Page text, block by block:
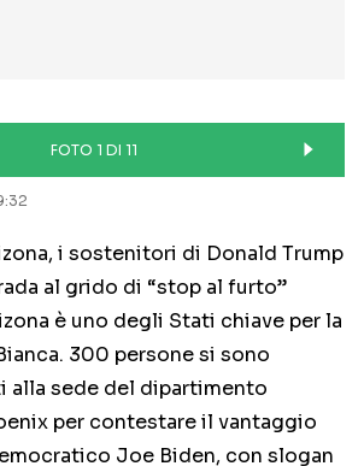
FOTO 1 DI 11
i sostenitori di Donald Trump
al grido di “stop al furto”
è uno degli Stati chiave per la
300 persone si sono
alla sede del dipartimento
per contestare il vantaggio
Joe Biden, con slogan